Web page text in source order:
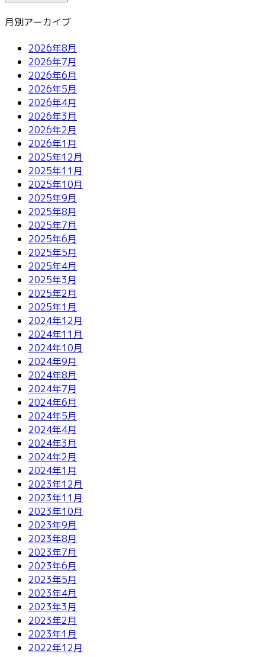
月別アーカイブ
2026年8月
2026年7月
2026年6月
2026年5月
2026年4月
2026年3月
2026年2月
2026年1月
2025年12月
2025年11月
2025年10月
2025年9月
2025年8月
2025年7月
2025年6月
2025年5月
2025年4月
2025年3月
2025年2月
2025年1月
2024年12月
2024年11月
2024年10月
2024年9月
2024年8月
2024年7月
2024年6月
2024年5月
2024年4月
2024年3月
2024年2月
2024年1月
2023年12月
2023年11月
2023年10月
2023年9月
2023年8月
2023年7月
2023年6月
2023年5月
2023年4月
2023年3月
2023年2月
2023年1月
2022年12月